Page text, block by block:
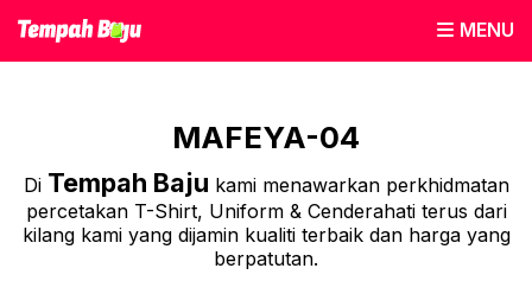
MENU
MAFEYA-04
Di Tempah Baju kami menawarkan perkhidmatan
percetakan T-Shirt, Uniform & Cenderahati terus dari
kilang kami yang dijamin kualiti terbaik dan harga yang
berpatutan.